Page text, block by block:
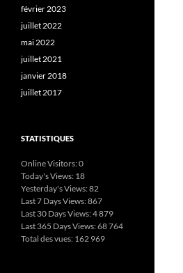
février 2023
juillet 2022
mai 2022
juillet 2021
janvier 2018
juillet 2017
STATISTIQUES
Online Visitors:0
Today's Views: 18
Yesterday's Views:82
Last 7 Days Views:867
Last 30 Days Views:4 879
Last 365 Days Views:68 764
Total des vues: 162 969